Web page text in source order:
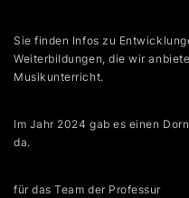
Sie finden Infos zu
Weiterbildungen, die wir
Musikunterricht.
Im Jahr 2024 gab es einen
da.
für das Team der Professur